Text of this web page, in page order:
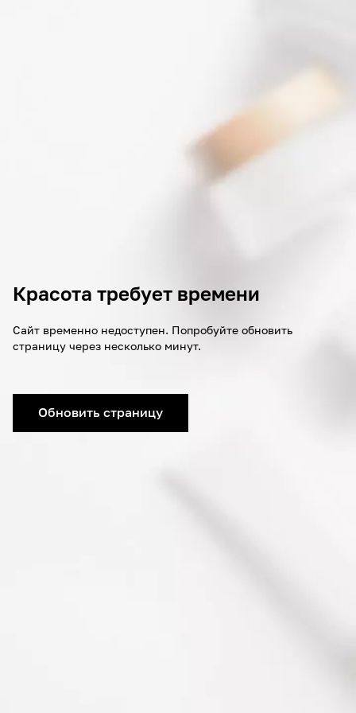
Красота требует времени
Сайт временно недоступен. Попробуйте обновить
страницу через несколько минут.
Обновить страницу